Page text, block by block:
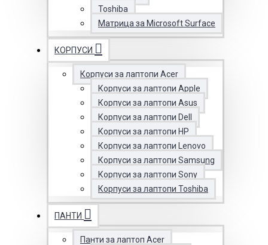
Toshiba
Матрица за Microsoft Surface
КОРПУСИ
Корпуси за лаптопи Acer
Корпуси за лаптопи Apple
Корпуси за лаптопи Asus
Корпуси за лаптопи Dell
Корпуси за лаптопи HP
Корпуси за лаптопи Lenovo
Корпуси за лаптопи Samsung
Корпуси за лаптопи Sony
Корпуси за лаптопи Toshiba
ПАНТИ
Панти за лаптоп Acer